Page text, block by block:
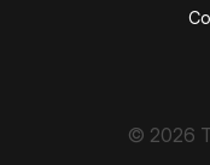
© 2026